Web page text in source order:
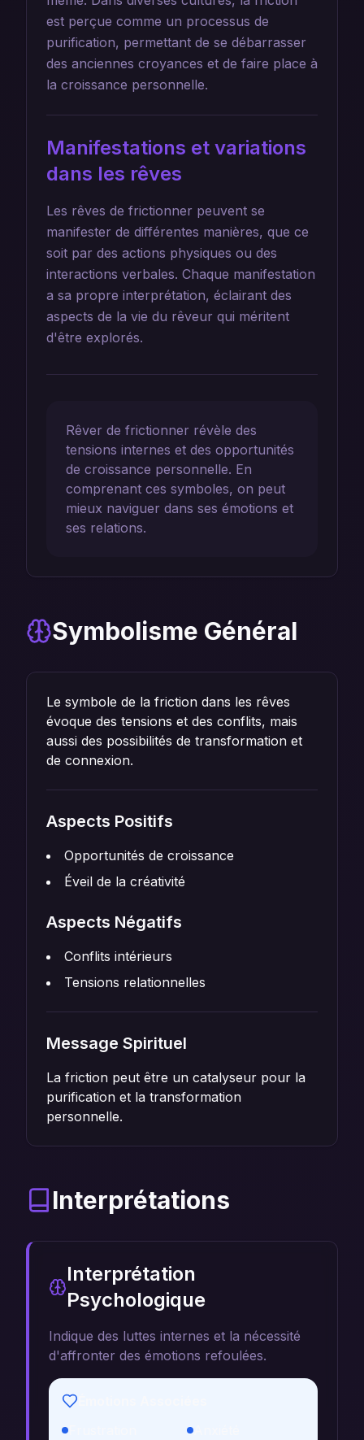
est perçue comme un processus de
purification, permettant de se débarrasser
des anciennes croyances et de faire place à
la croissance personnelle.
Manifestations et variations
dans les rêves
Les rêves de frictionner peuvent se
manifester de différentes manières, que ce
soit par des actions physiques ou des
interactions verbales. Chaque manifestation
a sa propre interprétation, éclairant des
aspects de la vie du rêveur qui méritent
d'être explorés.
Rêver de frictionner révèle des
tensions internes et des opportunités
de croissance personnelle. En
comprenant ces symboles, on peut
mieux naviguer dans ses émotions et
ses relations.
Symbolisme Général
Le symbole de la friction dans les rêves
évoque des tensions et des conflits, mais
aussi des possibilités de transformation et
de connexion.
Aspects Positifs
Opportunités de croissance
Éveil de la créativité
Aspects Négatifs
Conflits intérieurs
Tensions relationnelles
Message Spirituel
La friction peut être un catalyseur pour la
purification et la transformation
personnelle.
Interprétations
Interprétation
Psychologique
Indique des luttes internes et la nécessité
d'affronter des émotions refoulées.
Anxiété